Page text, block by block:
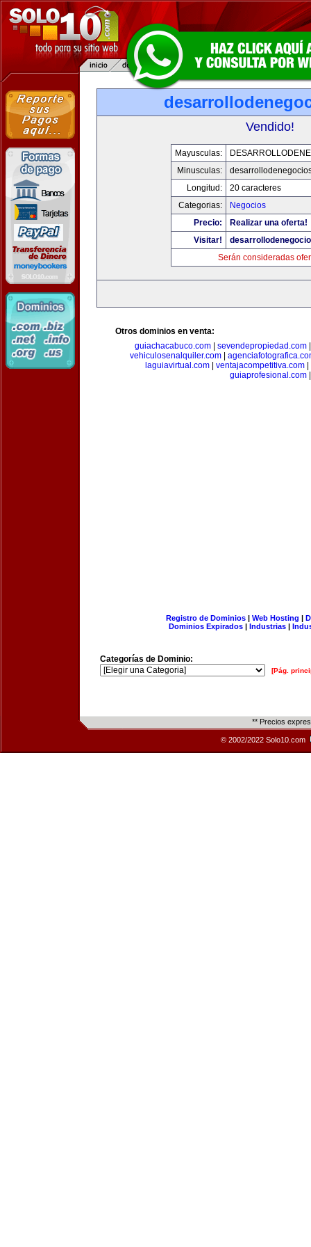
Vendido!
Mayusculas:
Minusculas:
Longitud:
20 caracteres
Categorias:
Negocios
Precio:
Realizar una oferta!
Visitar!
Serán consideradas
Otros dominios en venta:
guiachacabuco.com| sevendepropiedad.com
vehiculosenalquiler.com
laguiavirtual.com
ventajacompetitiva.com
guiaprofesional.com|
Registro de Dominios| Web Hosting |
Dominios Expirados | Industrias |
Categorías de Dominio:
[Pág.
** Precios
© 2002/2022 Solo10.com